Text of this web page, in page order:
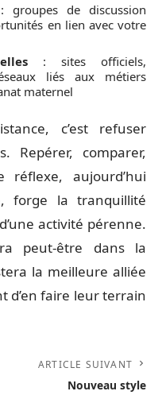
: groupes de discussion
en lien avec votre
: sites officiels,
liés aux métiers
maternel
c’est refuser
Repérer, comparer,
aujourd’hui
forge la tranquillité
activité pérenne.
peut-être dans la
la meilleure alliée
d’en faire leur terrain
ARTICLE SUIVANT
Nouveau style